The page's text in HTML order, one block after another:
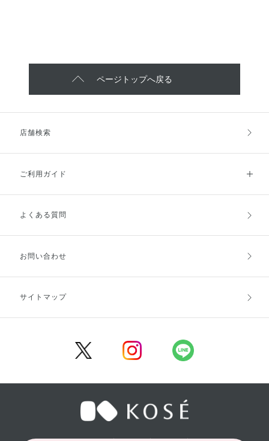
ページトップへ戻る
店舗検索
ご利用ガイド
ご利用ガイドトップ
お支払方法
キャンセル・返品・交換
よくある質問
お問い合わせ
サイトマップ